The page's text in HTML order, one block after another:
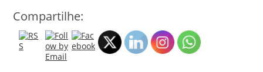
Compartilhe: